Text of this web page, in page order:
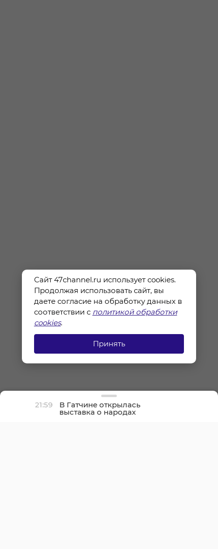
21:59 В Гатчине открылась
выставка о народах
Севера и ледоколе
Сайт 47channel.ru использует cookies.
Продолжая использовать сайт, вы
даете согласие на обработку данных в
соответствии с политикой обработки
cookies.
Принять